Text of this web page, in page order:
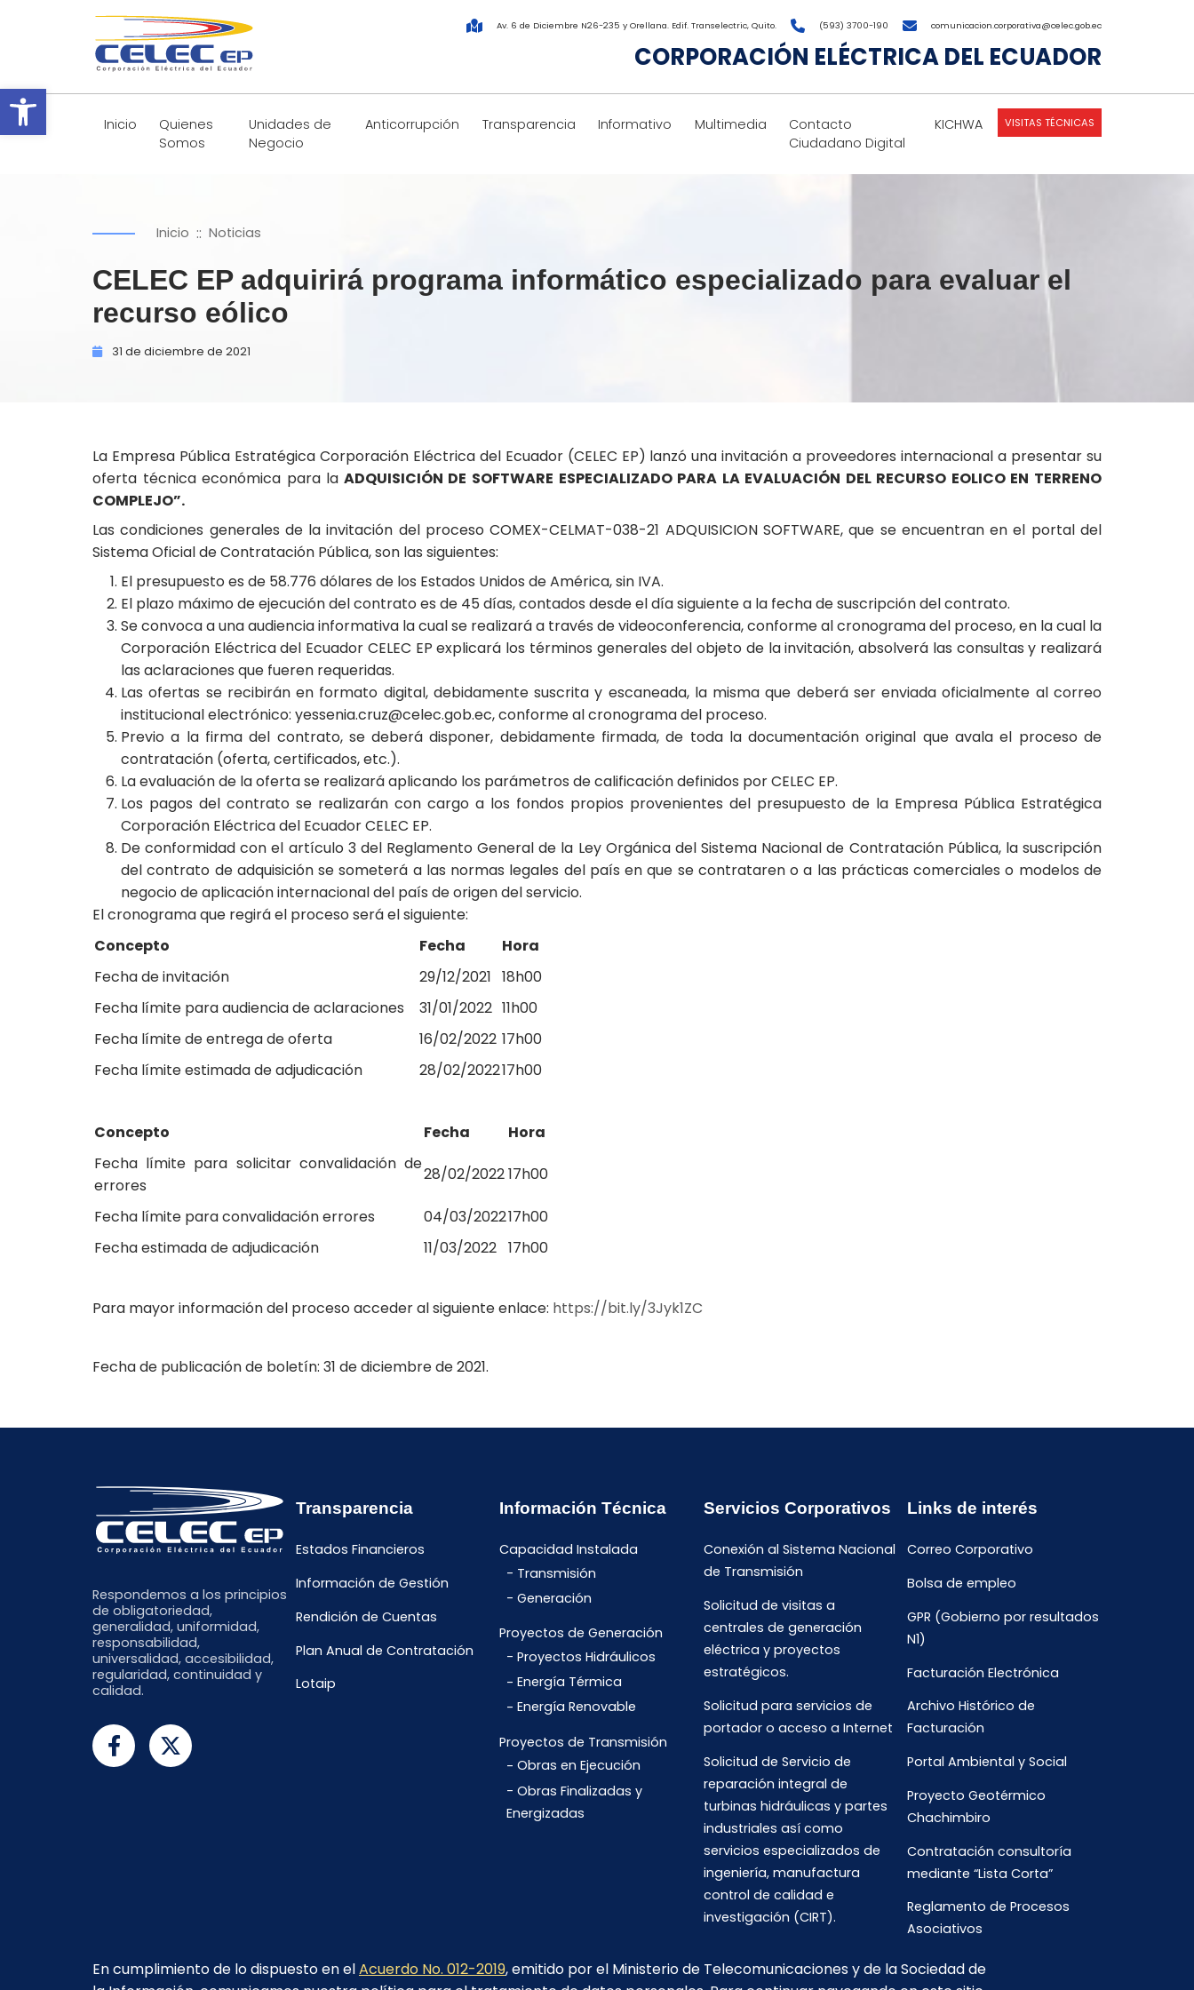
Abrir barra de herramientas
Av. 6 de Diciembre N26-235 y Orellana. Edif. Transelectric, Quito. (593) 3700-190 comunicacion.corporativa@celec.gob.ec
CORPORACIÓN ELÉCTRICA DEL ECUADOR
Inicio
Quienes
Somos
Unidades de
Negocio
Anticorrupción Transparencia Informativo Multimedia
Contacto
Ciudadano Digital
KICHWA VISITAS TÉCNICAS
Inicio :: Noticias
CELEC EP adquirirá programa informático especializado para evaluar el
recurso eólico
31 de diciembre de 2021
La Empresa Pública Estratégica Corporación Eléctrica del Ecuador (CELEC EP) lanzó una invitación a proveedores internacional a presentar su
oferta técnica económica para la ADQUISICIÓN DE SOFTWARE ESPECIALIZADO PARA LA EVALUACIÓN DEL RECURSO EOLICO EN TERRENO
COMPLEJO”.
Las condiciones generales de la invitación del proceso COMEX-CELMAT-038-21 ADQUISICION SOFTWARE, que se encuentran en el portal del
Sistema Oficial de Contratación Pública, son las siguientes:
El presupuesto es de 58.776 dólares de los Estados Unidos de América, sin IVA.
El plazo máximo de ejecución del contrato es de 45 días, contados desde el día siguiente a la fecha de suscripción del contrato.
Se convoca a una audiencia informativa la cual se realizará a través de videoconferencia, conforme al cronograma del proceso, en la cual la
Corporación Eléctrica del Ecuador CELEC EP explicará los términos generales del objeto de la invitación, absolverá las consultas y realizará
las aclaraciones que fueren requeridas.
Las ofertas se recibirán en formato digital, debidamente suscrita y escaneada, la misma que deberá ser enviada oficialmente al correo
institucional electrónico: yessenia.cruz@celec.gob.ec, conforme al cronograma del proceso.
Previo a la firma del contrato, se deberá disponer, debidamente firmada, de toda la documentación original que avala el proceso de
contratación (oferta, certificados, etc.).
La evaluación de la oferta se realizará aplicando los parámetros de calificación definidos por CELEC EP.
Los pagos del contrato se realizarán con cargo a los fondos propios provenientes del presupuesto de la Empresa Pública Estratégica
Corporación Eléctrica del Ecuador CELEC EP.
De conformidad con el artículo 3 del Reglamento General de la Ley Orgánica del Sistema Nacional de Contratación Pública, la suscripción
del contrato de adquisición se someterá a las normas legales del país en que se contrataren o a las prácticas comerciales o modelos de
negocio de aplicación internacional del país de origen del servicio.
El cronograma que regirá el proceso será el siguiente:
Concepto
Fecha
Hora
Fecha de invitación
29/12/2021 18h00
Fecha límite para audiencia de aclaraciones
31/01/2022 11h00
Fecha límite de entrega de oferta
16/02/2022 17h00
Fecha límite estimada de adjudicación
28/02/202217h00
Concepto Fecha
Hora
Fecha límite para solicitar convalidación de
errores
28/02/202217h00
Fecha límite para convalidación errores 04/03/202217h00
Fecha estimada de adjudicación
11/03/2022 17h00
Para mayor información del proceso acceder al siguiente enlace: https://bit.ly/3Jyk1ZC
Fecha de publicación de boletín: 31 de diciembre de 2021.
Respondemos a los principios
de obligatoriedad,
generalidad, uniformidad,
responsabilidad,
universalidad, accesibilidad,
regularidad, continuidad y
calidad.
Transparencia
Estados Financieros
Información de Gestión
Rendición de Cuentas
Plan Anual de Contratación
Lotaip
Información Técnica
Capacidad Instalada
Transmisión
Generación
Proyectos de Generación
Proyectos Hidráulicos
Energía Térmica
Energía Renovable
Proyectos de Transmisión
Obras en Ejecución
Obras Finalizadas y
Energizadas
Servicios Corporativos
Conexión al Sistema Nacional
de Transmisión
Solicitud de visitas a
centrales de generación
eléctrica y proyectos
estratégicos.
Solicitud para servicios de
portador o acceso a Internet
Solicitud de Servicio de
reparación integral de
turbinas hidráulicas y partes
industriales así como
servicios especializados de
ingeniería, manufactura
control de calidad e
investigación (CIRT).
Links de interés
Correo Corporativo
Bolsa de empleo
GPR (Gobierno por resultados
N1)
Facturación Electrónica
Archivo Histórico de
Facturación
Portal Ambiental y Social
Proyecto Geotérmico
Chachimbiro
Contratación consultoría
mediante “Lista Corta”
Reglamento de Procesos
Asociativos
En cumplimiento de lo dispuesto en elAcuerdo No. 012-2019, emitido por el Ministerio de Telecomunicaciones y de la Sociedad de